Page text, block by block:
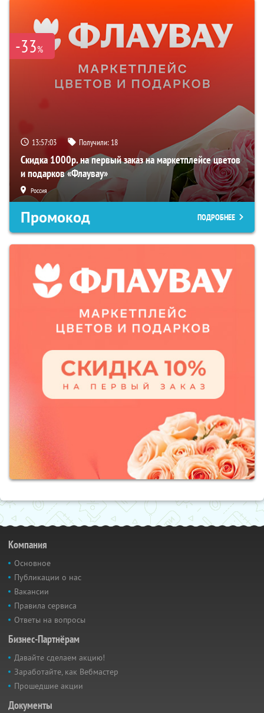
-33%
13:57:03 Получили: 18
Скидка 1000р. на первый заказ на маркетплейсе цветов
и подарков «Флаувау»
Россия
Промокод ПОДРОБНЕЕ
Компания
Основное
Публикации о нас
Вакансии
Правила сервиса
Ответы на вопросы
Бизнес-Партнёрам
Давайте сделаем акцию!
Заработайте, как Вебмастер
Прошедшие акции
Документы